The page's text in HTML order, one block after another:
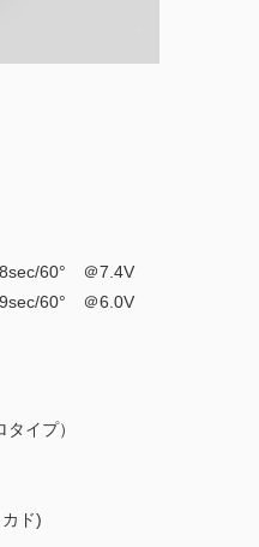
60° ＠7.4V
60° ＠6.0V
イプ）
ド)